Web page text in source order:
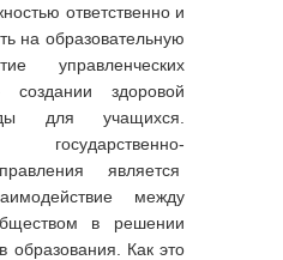
ответственно и
на образовательную
управленческих
создании здоровой
для учащихся.
является
между
в решении
образования. Как это